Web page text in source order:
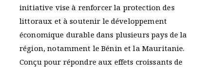
initiative vise à renforcer la protection des
littoraux et à soutenir le développement
économique durable dans plusieurs pays de la
région, notamment le Bénin et la Mauritanie.
Conçu pour répondre aux effets croissants de